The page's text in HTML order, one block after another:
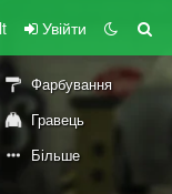
Увійти
Фарбування
Гравець
Більше